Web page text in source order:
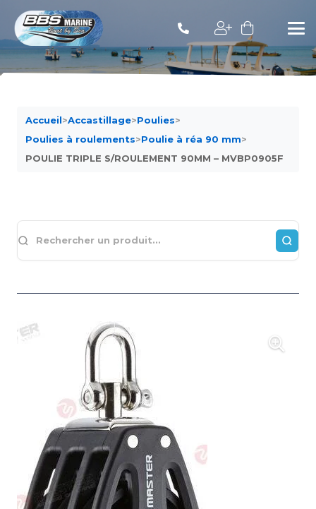
Accueil>Accastillage>Poulies>
Poulies à roulements>Poulie à réa 90 mm>
POULIE TRIPLE S/ROULEMENT 90MM – MVBP0905F